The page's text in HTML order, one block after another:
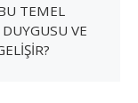
TEMEL
VE